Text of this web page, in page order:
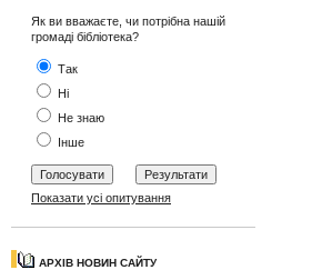
Як ви вважаєте, чи потрібна нашій
громаді бібліотека?
Так
Ні
Не знаю
Інше
Показати усі опитування
АРХІВ НОВИН САЙТУ